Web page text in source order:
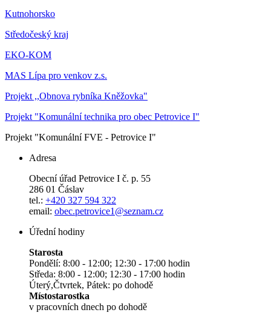
Kutnohorsko
Středočeský kraj
EKO-KOM
MAS Lípa pro venkov z.s.
Projekt ,,Obnova rybníka Kněžovka"
Projekt "Komunální technika pro obec Petrovice I"
Projekt "Komunální FVE - Petrovice I"
Adresa
Obecní úřad Petrovice I č. p. 55
286 01 Čáslav
tel.: +420 327 594 322
email: obec.petrovice1@seznam.cz
Úřední hodiny
Starosta
Pondělí: 8:00 - 12:00; 12:30 - 17:00 hodin
Středa: 8:00 - 12:00; 12:30 - 17:00 hodin
Úterý,Čtvrtek, Pátek: po dohodě
Místostarostka
v pracovních dnech po dohodě